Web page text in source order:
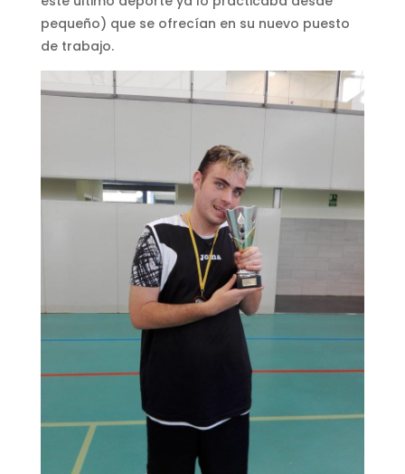
pequeño) que se ofrecían en su nuevo puesto
de trabajo.